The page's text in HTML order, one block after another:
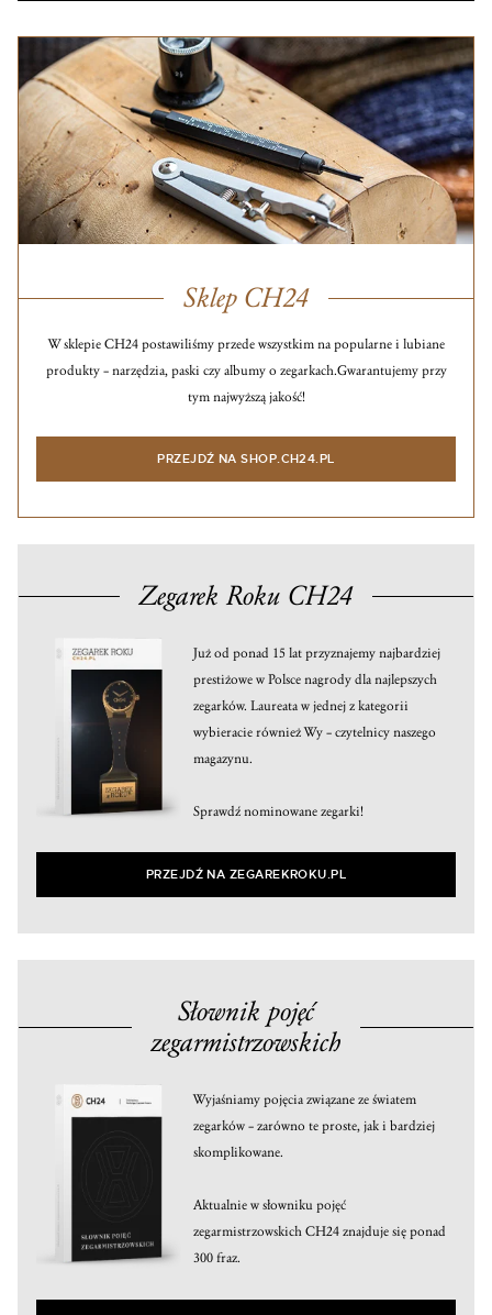
Sklep CH24
W sklepie CH24 postawiliśmy przede wszystkim na popularne i lubiane
produkty – narzędzia, paski czy albumy o zegarkach.Gwarantujemy przy
tym najwyższą jakość!
PRZEJDŹ NA SHOP.CH24.PL
Zegarek Roku CH24
Już od ponad 15 lat przyznajemy najbardziej
prestiżowe w Polsce nagrody dla najlepszych
zegarków. Laureata w jednej z kategorii
wybieracie również Wy – czytelnicy naszego
magazynu.
Sprawdź nominowane zegarki!
PRZEJDŹ NA ZEGAREKROKU.PL
Słownik pojęć
zegarmistrzowskich
Wyjaśniamy pojęcia związane ze światem
zegarków – zarówno te proste, jak i bardziej
skomplikowane.
Aktualnie w słowniku pojęć
zegarmistrzowskich CH24 znajduje się ponad
300 fraz.